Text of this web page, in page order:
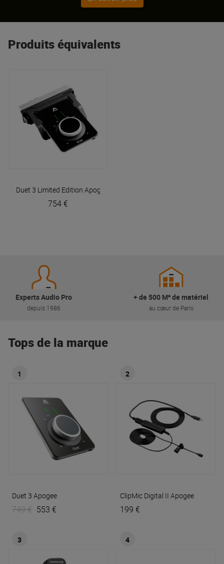
Produits équivalents
Duet 3 Limited Edition Apogee
754 €
Experts Audio Pro
depuis 1986
+ de 500 M² de matériel
au cœur de Paris
Tops de la marque
1
Duet 3 Apogee
749 € 553 €
2
ClipMic Digital II Apogee
199 €
3 4